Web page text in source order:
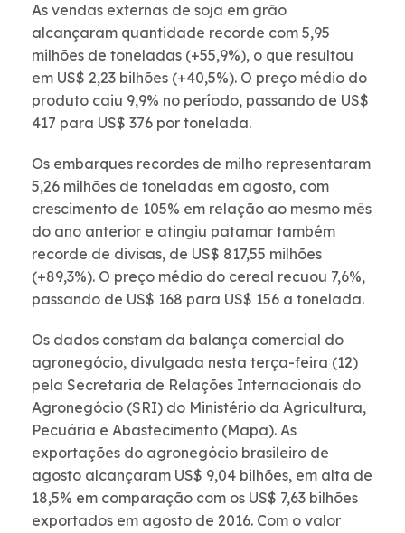
As vendas externas de soja em grão
alcançaram quantidade recorde com 5,95
milhões de toneladas (+55,9%), o que resultou
em US$ 2,23 bilhões (+40,5%). O preço médio do
produto caiu 9,9% no período, passando de US$
417 para US$ 376 por tonelada.
Os embarques recordes de milho representaram
5,26 milhões de toneladas em agosto, com
crescimento de 105% em relação ao mesmo mês
do ano anterior e atingiu patamar também
recorde de divisas, de US$ 817,55 milhões
(+89,3%). O preço médio do cereal recuou 7,6%,
passando de US$ 168 para US$ 156 a tonelada.
Os dados constam da balança comercial do
agronegócio, divulgada nesta terça-feira (12)
pela Secretaria de Relações Internacionais do
Agronegócio (SRI) do Ministério da Agricultura,
Pecuária e Abastecimento (Mapa). As
exportações do agronegócio brasileiro de
agosto alcançaram US$ 9,04 bilhões, em alta de
18,5% em comparação com os US$ 7,63 bilhões
exportados em agosto de 2016. Com o valor